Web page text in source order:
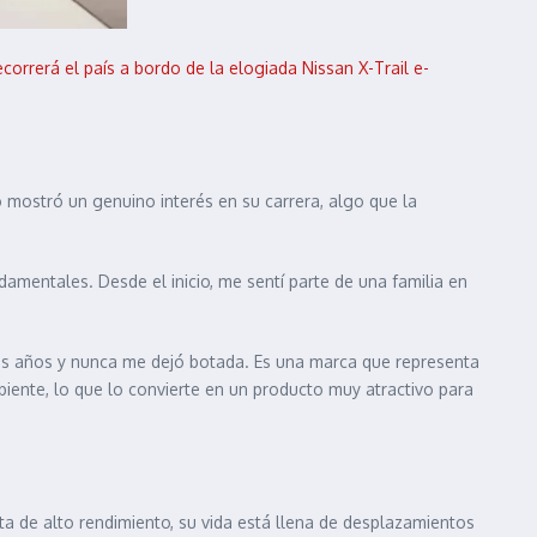
el país a bordo de la elogiada Nissan X-Trail e-
un genuino interés en su carrera, algo que la
Desde el inicio, me sentí parte de una familia en
y nunca me dejó botada. Es una marca que representa
lo que lo convierte en un producto muy atractivo para
de alto rendimiento, su vida está llena de desplazamientos